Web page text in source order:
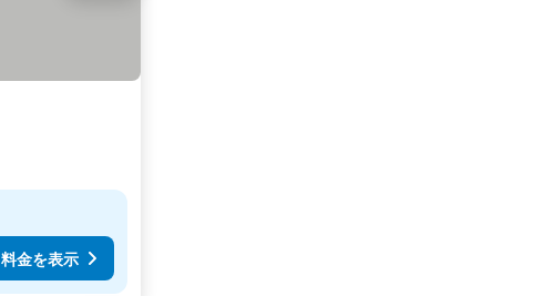
料金を表示